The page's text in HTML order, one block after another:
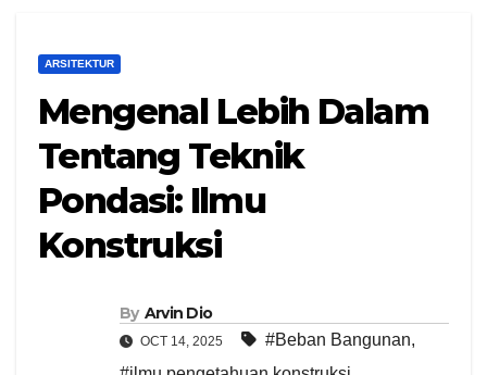
ARSITEKTUR
Mengenal Lebih Dalam
Tentang Teknik
Pondasi: Ilmu
Konstruksi
By Arvin Dio
OCT 14, 2025 #Beban Bangunan,